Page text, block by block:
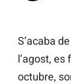
S’acaba
l’agost, es
octubre,